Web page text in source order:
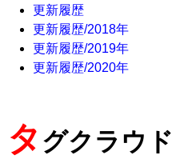
更新履歴
更新履歴/2018年
更新履歴/2019年
更新履歴/2020年
タ グクラウ